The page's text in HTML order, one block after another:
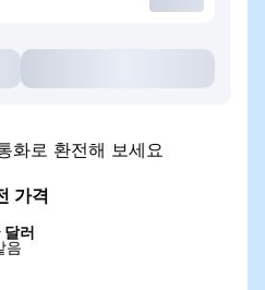
로 환전해 보세요
가격
러
음